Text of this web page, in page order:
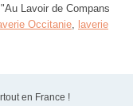
Lavoir de Compans
Occitanie, laverie
en France !